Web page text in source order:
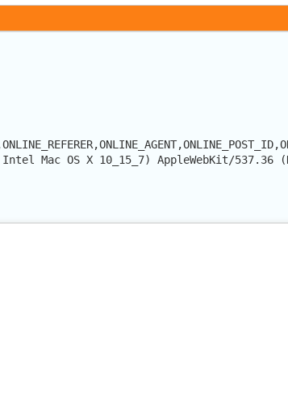
OS X 10_15_7) AppleWebKit/537.36